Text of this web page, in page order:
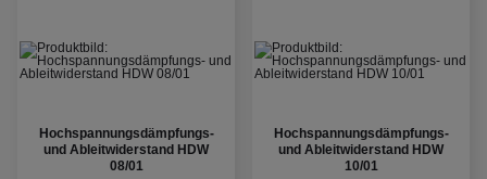
Hochspannungsdämpfungs-
und Ableitwiderstand HDW
08/01
Hochspannungsdämpfungs-
und Ableitwiderstand HDW
10/01